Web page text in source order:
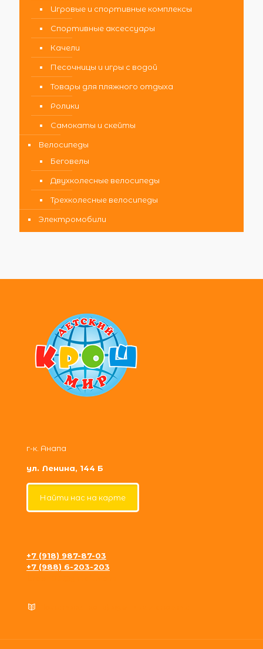
Игровые и спортивные комплексы
Спортивные аксессуары
Качели
Песочницы и игры с водой
Товары для пляжного отдыха
Ролики
Самокаты и скейты
Велосипеды
Беговелы
Двухколесные велосипеды
Трехколесные велосипеды
Электромобили
г-к. Анапа
ул. Ленина, 144 Б
Найти нас на карте
+7 (918) 987-87-03
+7 (988) 6-203-203